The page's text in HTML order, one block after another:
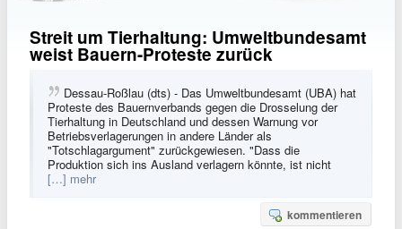
Streit um Tierhaltung: Umweltbundesamt
weist Bauern-Proteste zurück
Dessau-Roßlau (dts) - Das Umweltbundesamt (UBA) hat
Proteste des Bauernverbands gegen die Drosselung der
Tierhaltung in Deutschland und dessen Warnung vor
Betriebsverlagerungen in andere Länder als
"Totschlagargument" zurückgewiesen. "Dass die
Produktion sich ins Ausland verlagern könnte, ist nicht
[…] mehr
kommentieren